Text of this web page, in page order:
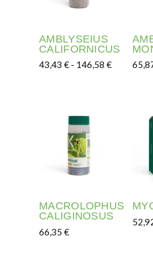
AMBLYSEIUS
CALIFORNICUS
43,43 € - 146,58 €Rango de
MACROLOPHUS
CALIGINOSUS
66,35 €